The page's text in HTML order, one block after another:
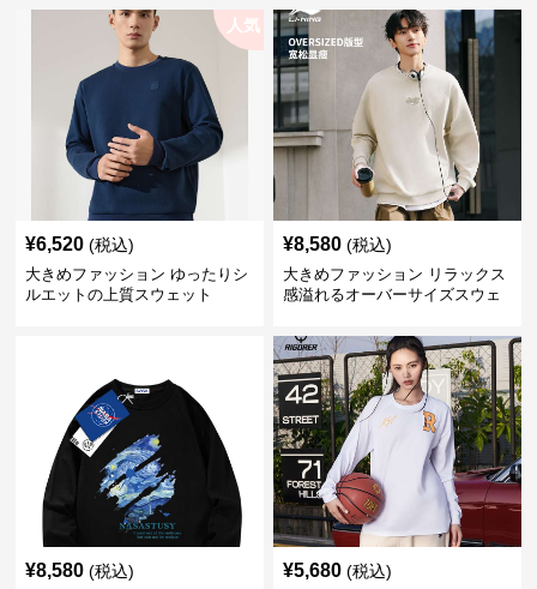
人気
¥6,520 (税込)
大きめファッション ゆったりシ
ルエットの上質スウェット
¥8,580 (税込)
大きめファッション リラックス
感溢れるオーバーサイズスウェ
¥8,580 (税込) ¥5,680 (税込)